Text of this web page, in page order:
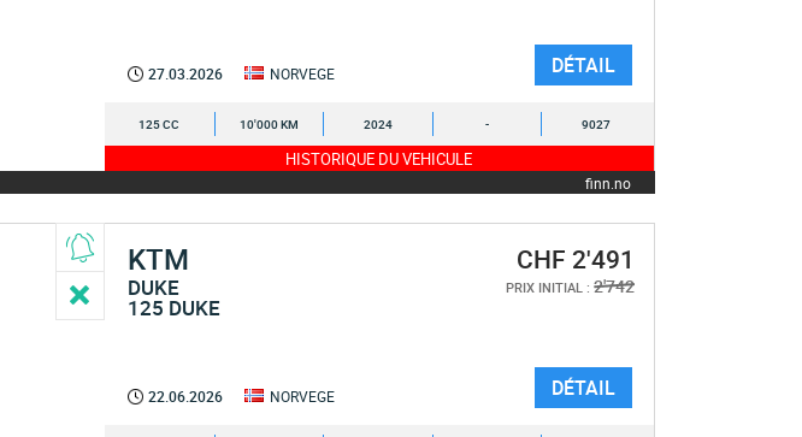
27.03.2026 NORVEGE DÉTAIL
125 CC 10'000 KM 2024 - 9027
HISTORIQUE DU VEHICULE
finn.no
KTM
DUKE
125 DUKE
CHF 2'491
PRIX INITIAL : 2'742
22.06.2026 NORVEGE DÉTAIL